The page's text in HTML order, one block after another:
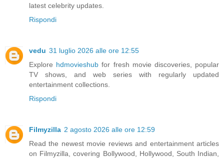
latest celebrity updates.
Rispondi
vedu 31 luglio 2026 alle ore 12:55
Explore hdmovieshub for fresh movie discoveries, popular
TV shows, and web series with regularly updated
entertainment collections.
Rispondi
Filmyzilla 2 agosto 2026 alle ore 12:59
Read the newest movie reviews and entertainment articles
on Filmyzilla, covering Bollywood, Hollywood, South Indian,